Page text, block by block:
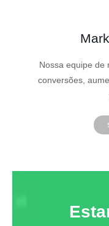
Nossa equipe de
conversões,